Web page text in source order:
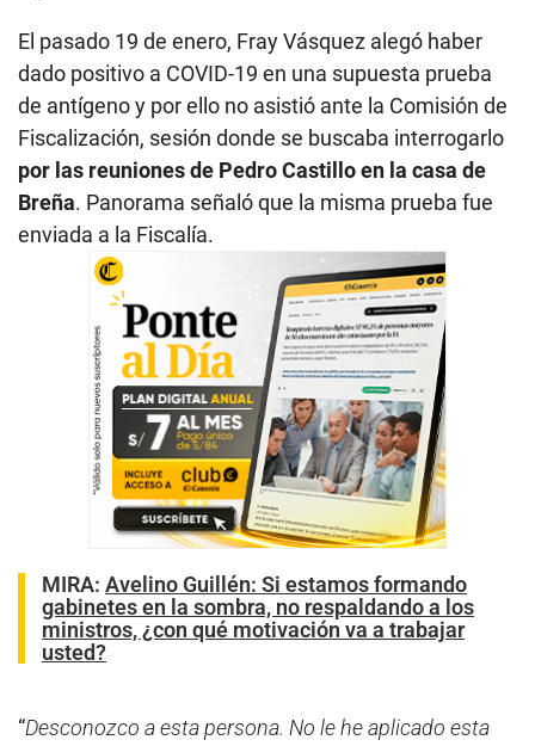
El pasado 19 de enero, Fray Vásquez alegó haber
dado positivo a COVID-19 en una supuesta prueba
de antígeno y por ello no asistió ante la Comisión de
Fiscalización, sesión donde se buscaba interrogarlo
por las reuniones de Pedro Castillo en la casa de
Breña. Panorama señaló que la misma prueba fue
enviada a la Fiscalía.
MIRA: Avelino Guillén: Si estamos formando
gabinetes en la sombra, no respaldando a los
ministros, ¿con qué motivación va a trabajar
usted?
“Desconozco a esta persona. No le he aplicado esta